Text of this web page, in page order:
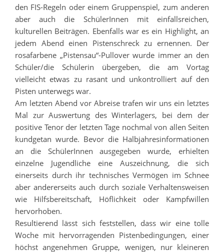
den FIS-Regeln oder einem Gruppenspiel, zum anderen
aber auch die SchülerInnen mit einfallsreichen,
kulturellen Beiträgen. Ebenfalls war es ein Highlight, an
jedem Abend einen Pistenschreck zu ernennen. Der
rosafarbene „Pistensau“-Pullover wurde immer an den
Schüler/die Schülerin übergeben, die am Vortag
vielleicht etwas zu rasant und unkontrolliert auf den
Pisten unterwegs war.
Am letzten Abend vor Abreise trafen wir uns ein letztes
Mal zur Auswertung des Winterlagers, bei dem der
positive Tenor der letzten Tage nochmal von allen Seiten
kundgetan wurde. Bevor die Halbjahresinformationen
an die SchülerInnen ausgegeben wurde, erhielten
einzelne Jugendliche eine Auszeichnung, die sich
einerseits durch ihr technisches Vermögen im Schnee
aber andererseits auch durch soziale Verhaltensweisen
wie Hilfsbereitschaft, Höflichkeit oder Kampfwillen
hervorhoben.
Resultierend lässt sich feststellen, dass wir eine tolle
Woche mit hervorragenden Pistenbedingungen, einer
höchst angenehmen Gruppe, wenigen, nur kleineren